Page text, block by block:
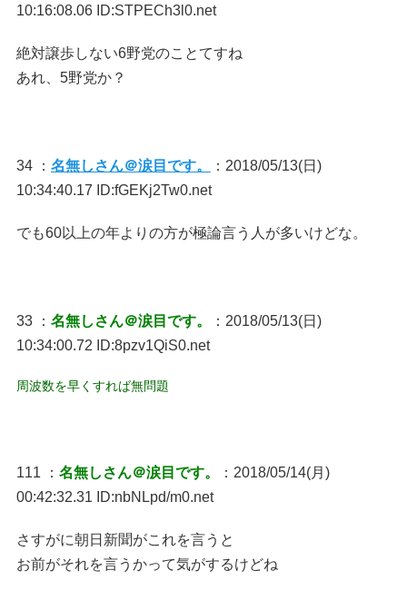
10:16:08.06 ID:STPECh3l0.net
絶対譲歩しない6野党のことてすね
あれ、5野党か？
34 ： 名無しさん＠涙目です。
：2018/05/13(日)
10:34:40.17 ID:fGEKj2Tw0.net
でも60以上の年よりの方が極論言う人が多いけどな。
33 ： 名無しさん＠涙目です。
：2018/05/13(日)
10:34:00.72 ID:8pzv1QiS0.net
周波数を早くすれば無問題
111 ： 名無しさん＠涙目です。
：2018/05/14(月)
00:42:32.31 ID:nbNLpd/m0.net
さすがに朝日新聞がこれを言うと
お前がそれを言うかって気がするけどね